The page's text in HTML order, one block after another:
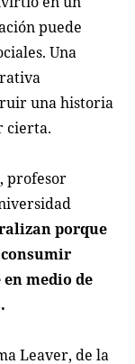
puede
Una
una historia
cierta.
profesor
porque
consumir
medio de
Leaver, de la